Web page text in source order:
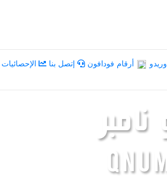
أرقام فودافون إتصل بنا